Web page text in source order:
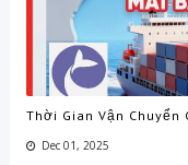
Thời Gian Vận Chuyển
Dec 01, 2025